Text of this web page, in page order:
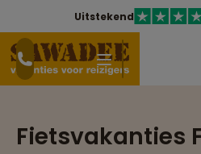
Uitstekend
Fietsvakanties